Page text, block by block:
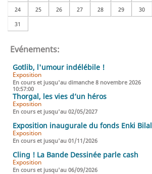
24
25 26 27 28 29
30
31
Evénements:
Gotlib, l'umour indélébile !
Exposition
En cours et jusqu'au dimanche 8 novembre 2026
10:57:00
Thorgal, les vies d’un héros
Exposition
En cours et jusqu'au 02/05/2027
Exposition inaugurale du fonds Enki Bilal
Exposition
En cours et jusqu'au 01/11/2026
Cling ! La Bande Dessinée parle cash
Exposition
En cours et jusqu'au 06/09/2026